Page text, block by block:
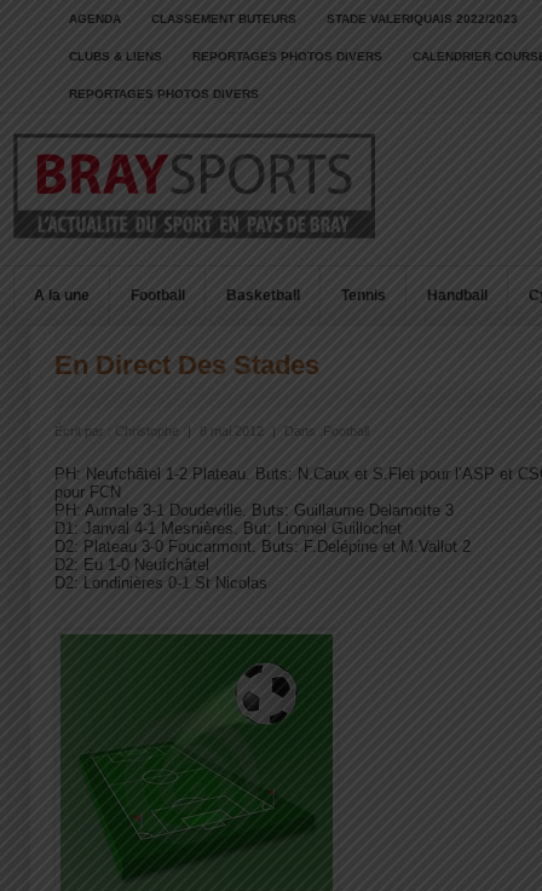
AGENDA CLASSEMENT BUTEURS STADE VALERIQUAIS 2022/2023
CLUBS & LIENS REPORTAGES PHOTOS DIVERS CALENDRIER
REPORTAGES PHOTOS DIVERS
A la une Football Basketball Tennis Handball
En Direct Des Stades
Écrit par : Christophe 8 mai 2012 Dans : Football
PH: Neufchâtel 1-2 Plateau. Buts: N.Caux et S.Flet pour l’ASP et
pour FCN
PH: Aumale 3-1 Doudeville. Buts: Guillaume Delamotte 3
D1: Janval 4-1 Mesnières. But: Lionnel Guillochet
D2: Plateau 3-0 Foucarmont. Buts: F.Delépine et M.Vallot 2
D2: Eu 1-0 Neufchâtel
D2: Londinières 0-1 St Nicolas